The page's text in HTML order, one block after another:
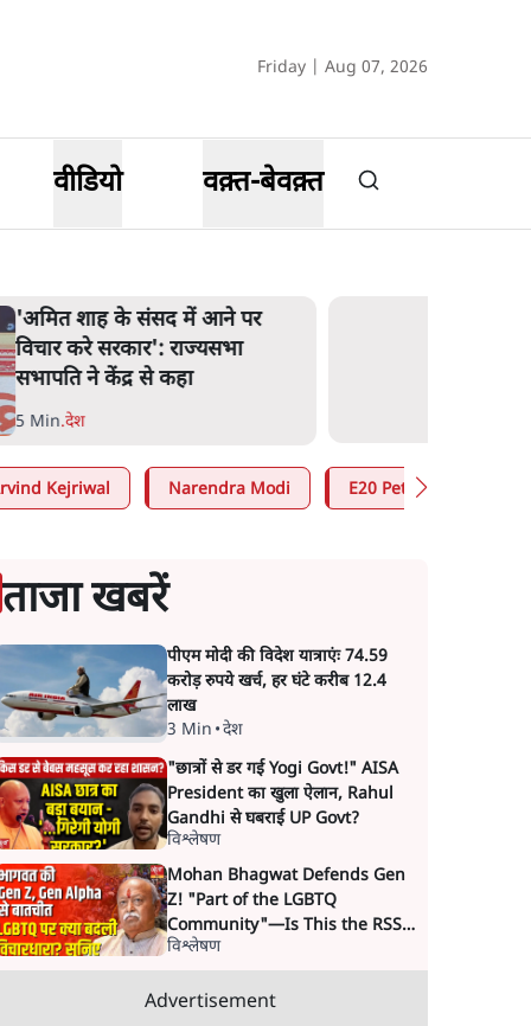
Friday | Aug 07, 2026
वीडियो वक़्त-बेवक़्त
'अमित शाह के संसद में आने पर
विचार करे सरकार': राज्यसभा
सभापति ने केंद्र से कहा
5 Min.देश
Kejriwal Narendra Modi E20 Petrol Controversy
ताजा खबरें
पीएम मोदी की विदेश यात्राएंः 74.59
करोड़ रुपये खर्च, हर घंटे करीब 12.4
लाख
3 Min •देश
"छात्रों से डर गई Yogi Govt!" AISA
President का खुला ऐलान, Rahul
Gandhi से घबराई UP Govt?
विश्लेषण
Mohan Bhagwat Defends Gen
Z! "Part of the LGBTQ
Community"—Is This the RSS's
New Move?
विश्लेषण
Advertisement